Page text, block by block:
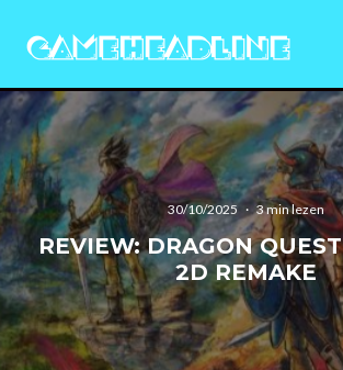
30/10/2025 · 3 min lezen
REVIEW: DRAGON
2D REMAKE